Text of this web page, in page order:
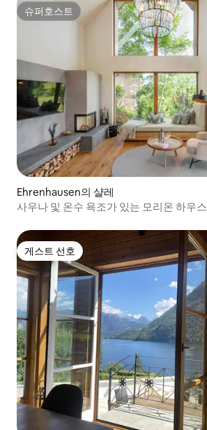
슈퍼호스트
슈퍼호스트
Ehrenhausen의 샬레
사우나 및 온수 욕조가 있는 모리온 하우스
게스트 선호
게스트 선호